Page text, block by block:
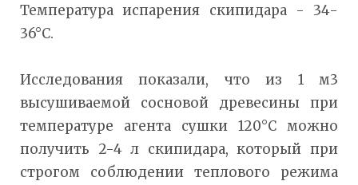
Температура испарения скипидара - 34-
36°С.
Исследования показали, что из 1 м3
высушиваемой сосновой древесины при
температуре агента сушки 120°С можно
получить 2-4 л скипидара, который при
строгом соблюдении теплового режима